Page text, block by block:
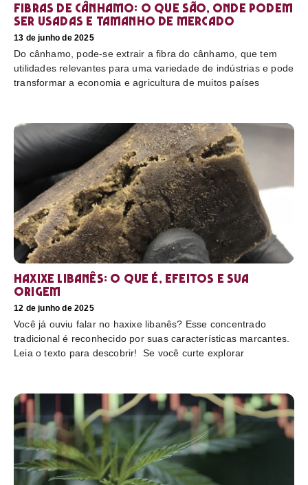
Fibras de cânhamo: o que são, onde podem
ser usadas e tamanho de mercado
13 de junho de 2025
Do cânhamo, pode-se extrair a fibra do cânhamo, que tem
utilidades relevantes para uma variedade de indústrias e pode
transformar a economia e agricultura de muitos países
Haxixe libanês: O que é, efeitos e sua
origem
12 de junho de 2025
Você já ouviu falar no haxixe libanês? Esse concentrado
tradicional é reconhecido por suas características marcantes.
Leia o texto para descobrir! Se você curte explorar